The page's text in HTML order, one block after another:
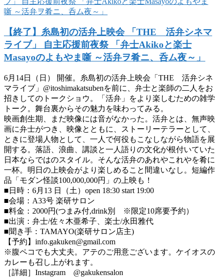
【終了】糸島初の活弁上映会 「THE 活弁シネマ
ライブ」 自主応援前夜祭 「弁士Akikoと楽士
Masayoのよもやま噺 ～活弁ヲ肴ニ、呑ム夜～」
6月14日（日） 開催。糸島初の活弁上映会「THE 活弁シネ
マライブ」@itoshimakatsubenを前に、弁士と楽師の二人をお
招きしてのトークショウ。「活弁」をより楽しむための雑学
トーク。舞台裏からその魅力を味わってみる。
映画創生期、まだ映像には音がなかった。活弁とは、無声映
画に弁士がつき、映像とともに、ストーリーテラーとして、
ときに登場人物として、一人で何役もこなしながら物語を展
開する。落語、浪曲、講談と一人語りの文化が根付いていた
日本ならではのスタイル。そんな活弁のあれやこれやを肴に
一杯。明日の上映会がより楽しめること間違いなし。短編作
品「モダン怪談100,000,000円」の上映も！
■日時：6月13 日（土）open 18:30 start 19:00
■会場：A33号 楽研サロン
■料金：2000円(つまみ付,drink別 ※限定10席要予約）
■出演：弁士/佐々木亜希子、楽士/永田雅代
■聞き手：TAMAYO(楽研サロン店主)
【予約】info.gakuken@gmail.com
※腹ペコでも大丈夫。アテのご用意ございます。ケイオスの
カレーも召し上がれます。
［詳細］Instagram @gakukensalon